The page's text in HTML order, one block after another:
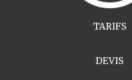
TARIFS
DEVIS